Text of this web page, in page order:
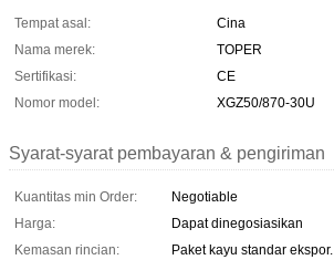
Tempat asal:
Cina
Nama merek:
TOPER
Sertifikasi:
CE
Nomor model:
XGZ50/870-30U
Syarat-syarat pembayaran & pengiriman
Kuantitas min Order:
Negotiable
Harga:
Dapat dinegosiasikan
Kemasan rincian:
Paket kayu standar ekspor.